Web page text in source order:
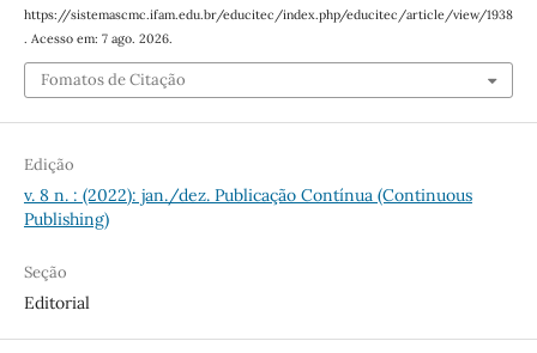
https://sistemascmc.ifam.edu.br/educitec/index.php/educitec/article/view/1938
. Acesso em: 7 ago. 2026.
Fomatos de Citação
Edição
v. 8 n. : (2022): jan./dez. Publicação Contínua (Continuous
Publishing)
Seção
Editorial